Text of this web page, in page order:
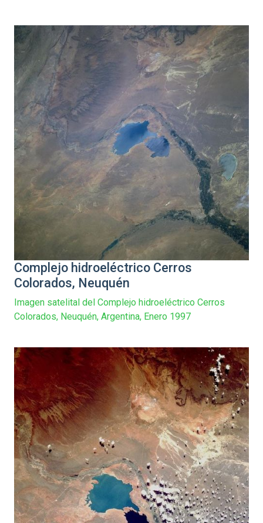
Complejo hidroeléctrico Cerros
Colorados, Neuquén
Imagen satelital del Complejo hidroeléctrico Cerros
Colorados, Neuquén, Argentina, Enero 1997